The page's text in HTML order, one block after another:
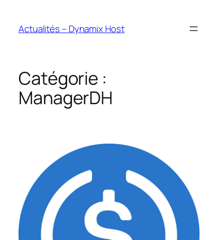
contenu
Actualités – Dynamix Host
Catégorie :
ManagerDH